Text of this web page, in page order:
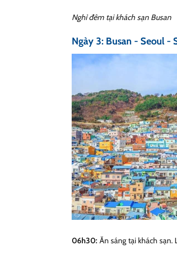
Nghỉ đêm tại khách sạn Busan
Ngày 3: Busan - Seoul -
06h30: Ăn sáng tại khách sạn.